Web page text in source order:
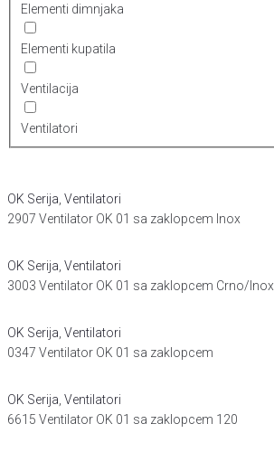
Elementi dimnjaka
Elementi kupatila
Ventilacija
Ventilatori
OK Serija Ventilatori
2907 Ventilator OK 01 sa zaklopcem Inox
OK Serija Ventilatori
3003 Ventilator OK 01 sa zaklopcem Crno/Inox
OK Serija Ventilatori
0347 Ventilator OK 01 sa zaklopcem
OK Serija Ventilatori
6615 Ventilator OK 01 sa zaklopcem 120